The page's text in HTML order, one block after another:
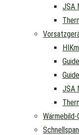
JSA
JSA